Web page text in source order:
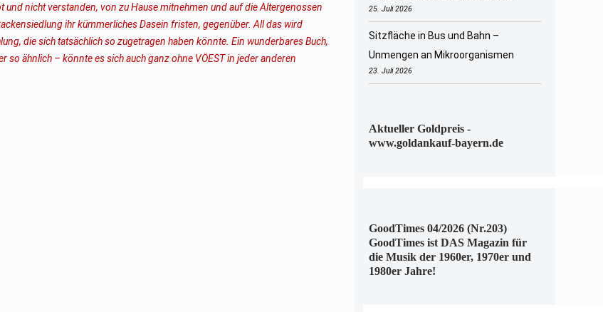
nicht verstanden, von zu Hause mitnehmen und auf die Altergenossen
ihr kümmerliches Dasein fristen, gegenüber. All das wird
die sich tatsächlich so zugetragen haben könnte. Ein wunderbares Buch,
ähnlich – könnte es sich auch ganz ohne VÖEST in jeder anderen
25. Juli 2026
Sitzfläche in Bus und Bahn –
Unmengen an Mikroorganismen
23. Juli 2026
Aktueller Goldpreis -
www.goldankauf-bayern.de
GoodTimes 04/2026 (Nr.203)
GoodTimes ist DAS Magazin für
die Musik der 1960er, 1970er und
1980er Jahre!